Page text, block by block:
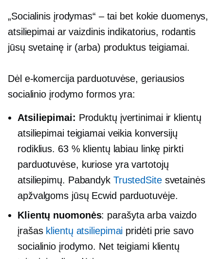
„Socialinis įrodymas“ – tai bet kokie duomenys,
atsiliepimai ar vaizdinis indikatorius, rodantis
jūsų svetainę ir (arba) produktus teigiamai.
Dėl e-komercijaparduotuvėse, geriausios
socialinio įrodymo formos yra:
Atsiliepimai: Produktų įvertinimai ir klientų
atsiliepimai teigiamai veikia konversijų
rodiklius. 63 % klientų labiau linkę pirkti
parduotuvėse, kuriose yra vartotojų
atsiliepimų. Pabandyk TrustedSitesvetainės
apžvalgoms jūsų Ecwid parduotuvėje.
Klientų nuomonės: parašyta arba vaizdo
įrašas klientų atsiliepimai pridėti prie savo
socialinio įrodymo. Net teigiami klientų